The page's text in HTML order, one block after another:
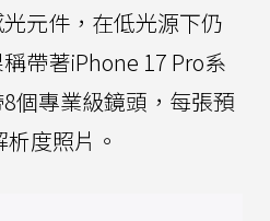
元件，在低光源下仍
帶著iPhone 17 Pro系
個專業級鏡頭，每張預
度照片。